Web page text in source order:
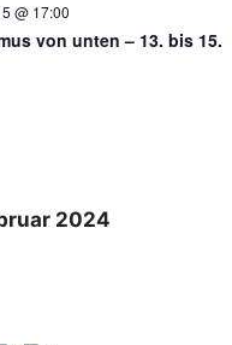
@ 17:00
von unten – 13. bis 15.
2024